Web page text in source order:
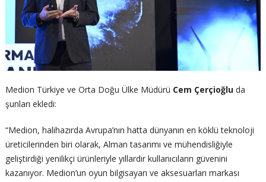
Medion Türkiye ve Orta Doğu Ülke Müdürü Cem Çerçioğlu da
şunları ekledi:
“Medion, halihazırda Avrupa’nın hatta dünyanın en köklü teknoloji
üreticilerinden biri olarak, Alman tasarımı ve mühendisliğiyle
geliştirdiği yenilikçi ürünleriyle yıllardır kullanıcıların güvenini
kazanıyor. Medion’un oyun bilgisayarı ve aksesuarları markası